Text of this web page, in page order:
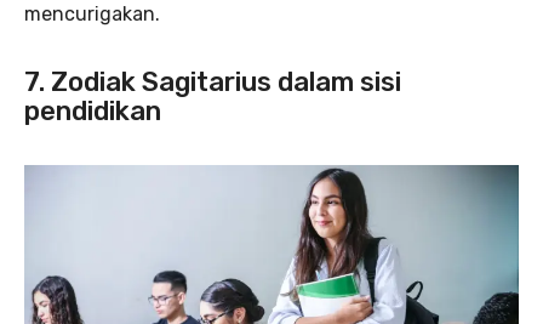
mencurigakan.
7. Zodiak Sagitarius dalam sisi
pendidikan